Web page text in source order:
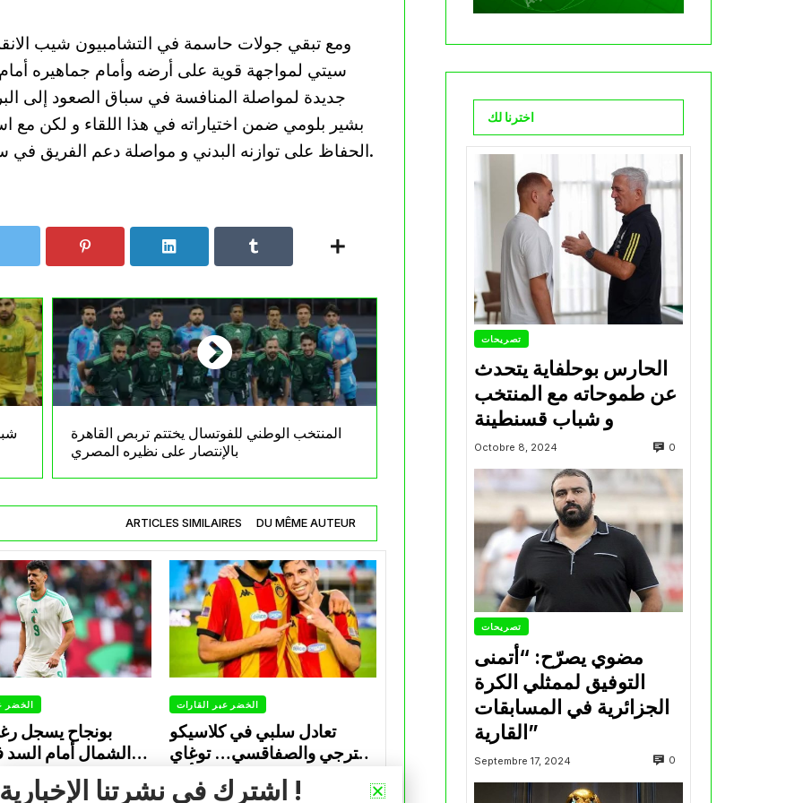
ومع تبقي جولات حاسمة في التشامبيون شيب
سيتي لمواجهة قوية على أرضه وأمام جماهيره
جديدة لمواصلة المنافسة في سباق الصعود إلى
بشير بلومي ضمن اختياراته في هذا اللقاء و لكن
الحفاظ على توازنه البدني و مواصلة دعم الفريق في سباق الصعود إلى الدوري الإنقليزي الممتاز.
المنتخب الوطني للفوتسال يختتم تربص القاهرة
بالإنتصار على نظيره المصري
ARTICLES SIMILAIRES DU MÊME AUTEUR
الخضر
بونجاح يسجل
الشمال أمام
الخضر عبر القارات
تعادل سلبي في كلاسيكو
الترجي والصفاقسي… توغاي
يهدر ركلة جزاء وبوعالية يتألق
Avril 30, 2026
اخترنا لك
تصريحات
الحارس بوحلفاية يتحدث
عن طموحاته مع المنتخب
و شباب قسنطينة
Octobre 8, 2024 0
تصريحات
مضوي يصرّح: “أتمنى
التوفيق لممثلي الكرة
الجزائرية في المسابقات
القارية”
Septembre 17, 2024 0
اشترك في نشرتنا الإخبارية !